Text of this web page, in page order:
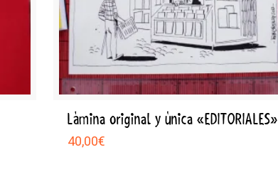
Lámina original y única «EDITORIALES»
40,00€